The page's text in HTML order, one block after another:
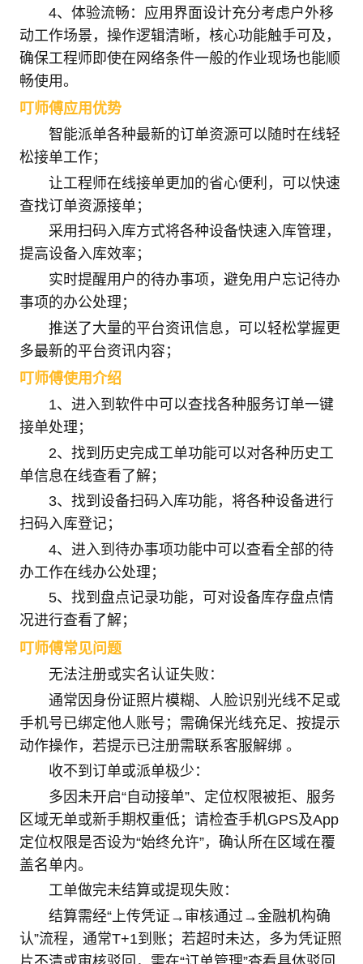
4、体验流畅：应用界面设计充分考虑户外移
动工作场景，操作逻辑清晰，核心功能触手可及，
确保工程师即使在网络条件一般的作业现场也能顺
畅使用。
叮师傅应用优势
智能派单各种最新的订单资源可以随时在线轻
松接单工作；
让工程师在线接单更加的省心便利，可以快速
查找订单资源接单；
采用扫码入库方式将各种设备快速入库管理，
提高设备入库效率；
实时提醒用户的待办事项，避免用户忘记待办
事项的办公处理；
推送了大量的平台资讯信息，可以轻松掌握更
多最新的平台资讯内容；
叮师傅使用介绍
1、进入到软件中可以查找各种服务订单一键
接单处理；
2、找到历史完成工单功能可以对各种历史工
单信息在线查看了解；
3、找到设备扫码入库功能，将各种设备进行
扫码入库登记；
4、进入到待办事项功能中可以查看全部的待
办工作在线办公处理；
5、找到盘点记录功能，可对设备库存盘点情
况进行查看了解；
叮师傅常见问题
无法注册或实名认证失败：
通常因身份证照片模糊、人脸识别光线不足或
手机号已绑定他人账号；需确保光线充足、按提示
动作操作，若提示已注册需联系客服解绑 。
收不到订单或派单极少：
多因未开启“自动接单”、定位权限被拒、服务
区域无单或新手期权重低；请检查手机GPS及App
定位权限是否设为“始终允许”，确认所在区域在覆
盖名单内。
工单做完未结算或提现失败：
结算需经“上传凭证→审核通过→金融机构确
认”流程，通常T+1到账；若超时未达，多为凭证照